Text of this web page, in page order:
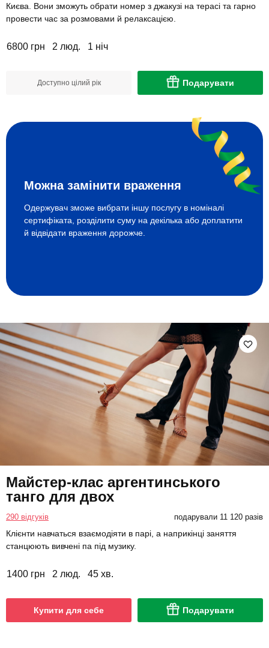
Києва. Вони зможуть обрати номер з джакузі на терасі та гарно
провести час за розмовами й релаксацією.
6800 грн 2 люд. 1 ніч
Доступно цілий рік Подарувати
Можна замінити враження
Одержувач зможе вибрати іншу послугу в номіналі
сертифіката, розділити суму на декілька або доплатити
й відвідати враження дорожче.
Майстер-клас аргентинського
танго для двох
290 відгуків подарували 11 120 разів
Клієнти навчаться взаємодіяти в парі, а наприкінці заняття
станцюють вивчені па під музику.
1400 грн 2 люд. 45 хв.
Купити для себе Подарувати